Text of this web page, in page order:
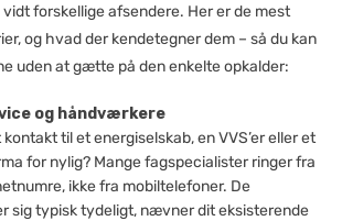
forskellige afsendere. Her er de mest
og hvad der kendetegner dem – så du kan
uden at gætte på den enkelte opkalder:
og håndværkere
til et energiselskab, en VVS’er eller et
for nylig? Mange fagspecialister ringer fra
ikke fra mobiltelefoner. De
sig typisk tydeligt, nævner dit eksisterende